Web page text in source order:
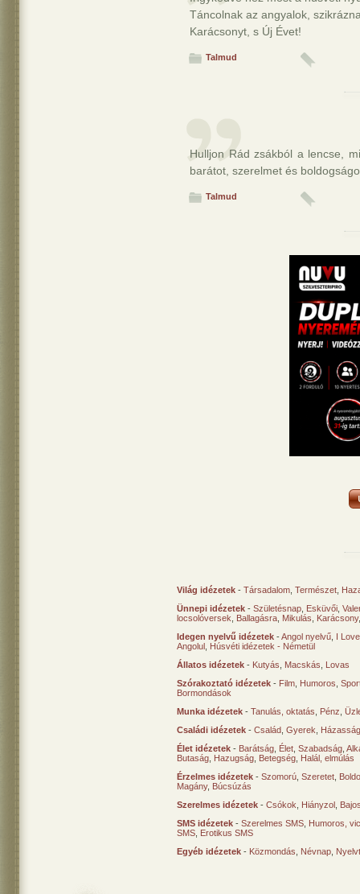
Táncolnak az angyalok,
Karácsonyt, s Új Évet!
Talmud
Hulljon Rád zsákból a lencse,
barátot, szerelmet és
Talmud
Világ idézetek - Társadalom Természet
Ünnepi idézetek - Születésnap Esküvői
locsolóversek
Ballagásra Mikulás Karácsony
Idegen nyelvű idézetek -Angol nyelvű I
Angolul Húsvéti idézetek - Németül
Állatos idézetek - Kutyás Macskás
Lovas
Szórakoztató idézetek - Film Humoros
Bormondások
Munka idézetek - Tanulás, oktatás Pénz
Családi idézetek - Család Gyerek
Élet idézetek - Barátság Élet Szabadság
Butaság Hazugság Betegség Halál, elmúlás
Érzelmes idézetek - Szomorú Szeretet
Magány, Búcsúzás
Szerelmes idézetek - Csókok Hiányzol
SMS idézetek - Szerelmes SMS Humoros,
SMS Erotikus SMS
Egyéb idézetek - Közmondás Névnap